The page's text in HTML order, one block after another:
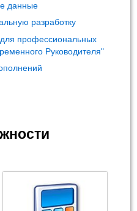
данные
разработку
профессиональных
Руководителя"